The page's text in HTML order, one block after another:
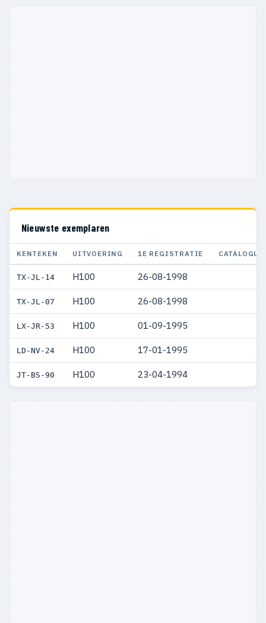
Nieuwste exemplaren
KENTEKEN UITVOERING 1E REGISTRATIE
TX-JL-14 H100 26-08-1998
TX-JL-07 H100 26-08-1998
LX-JR-53 H100 01-09-1995
LD-NV-24 H100 17-01-1995
JT-BS-90 H100 23-04-1994